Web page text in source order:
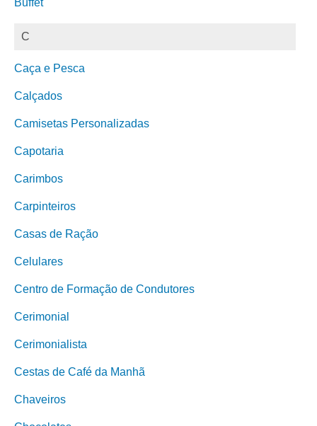
Buffet
C
Caça e Pesca
Calçados
Camisetas Personalizadas
Capotaria
Carimbos
Carpinteiros
Casas de Ração
Celulares
Centro de Formação de Condutores
Cerimonial
Cerimonialista
Cestas de Café da Manhã
Chaveiros